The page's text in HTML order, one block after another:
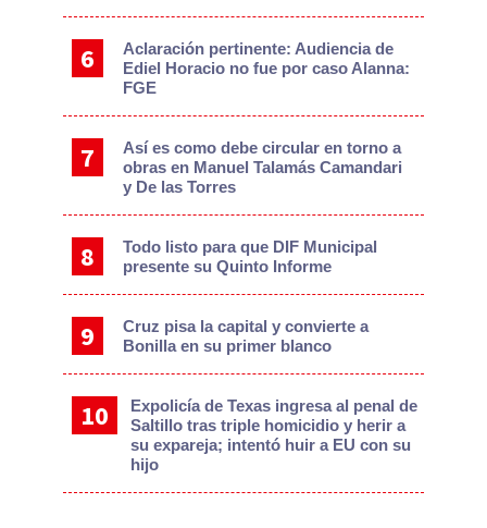
Aclaración pertinente: Audiencia de
Ediel Horacio no fue por caso Alanna:
FGE
Así es como debe circular en torno a
obras en Manuel Talamás Camandari
y De las Torres
Todo listo para que DIF Municipal
presente su Quinto Informe
Cruz pisa la capital y convierte a
Bonilla en su primer blanco
Expolicía de Texas ingresa al penal de
Saltillo tras triple homicidio y herir a
su expareja; intentó huir a EU con su
hijo